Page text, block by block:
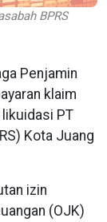
BPRS
Penjamin
klaim
PT
Kota Juang
izin
(OJK)